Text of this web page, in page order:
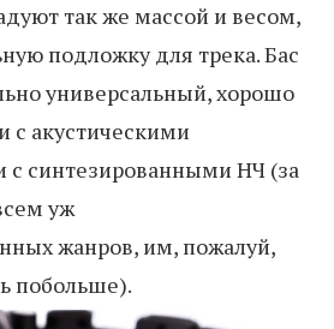
так же массой и весом,
подложку для трека. Бас
универсальный, хорошо
с акустическими
с синтезированными НЧ (за
уж
жанров, им, пожалуй,
побольше).